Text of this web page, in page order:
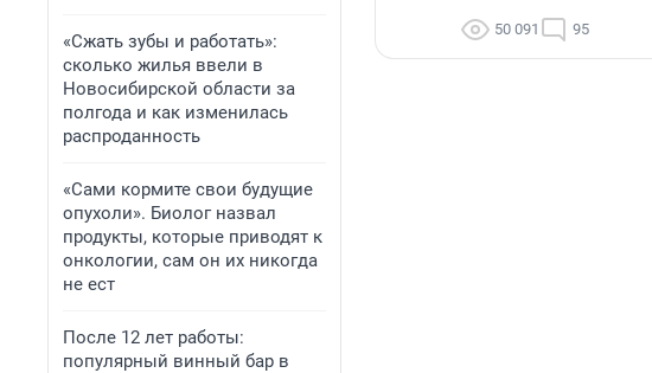
«Сжать зубы и работать»:
сколько жилья ввели в
Новосибирской области за
полгода и как изменилась
распроданность
«Сами кормите свои будущие
опухоли». Биолог назвал
продукты, которые приводят к
онкологии, сам он их никогда
не ест
После 12 лет работы:
популярный винный бар в
50 091 95